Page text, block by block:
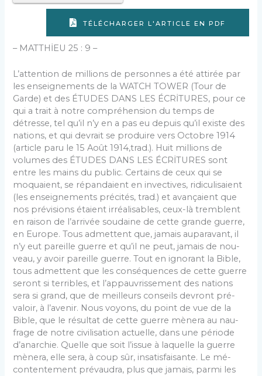
TÉLÉCHARGER L'ARTICLE EN PDF
– MATTHİEU 25 : 9 –
L’attention de millions de personnes a été attirée par
les enseignements de la WATCH TOWER (Tour de
Garde) et des ÉTUDES DANS LES ÉCRİTURES, pour ce
qui a trait à notre compréhension du temps de
détresse, tel qu’il n’y en a pas eu depuis qu’il existe des
nations, et qui devrait se produire vers Octobre 1914
(article paru le 15 Août 1914,trad.). Huit millions de
volumes des ÉTUDES DANS LES ÉCRİTURES sont
entre les mains du public. Certains de ceux qui se
moquaient, se répandaient en invectives, ridiculisaient
(les enseignements précités, trad.) et avançaient que
nos prévisions étaient irréalisables, ceux-là tremblent
en raison de l’arrivée soudaine de cette grande guerre,
en Europe. Tous admettent que, jamais auparavant, il
n’y eut pareille guerre et qu’il ne peut, jamais de nou­
veau, y avoir pareille guerre. Tout en ignorant la Bible,
tous admettent que les conséquences de cette guerre
seront si terribles, et l’appauvrissement des nations
sera si grand, que de meilleurs conseils devront pré­
valoir, à l’avenir. Nous voyons, du point de vue de la
Bible, que le résultat de cette guerre mènera au nau­
frage de notre civilisation actuelle, dans une période
d’anarchie. Quelle que soit l’issue à laquelle la guerre
mènera, elle sera, à coup sûr, insatisfaisante. Le mé­
contentement prévaudra, plus que jamais, parmi les